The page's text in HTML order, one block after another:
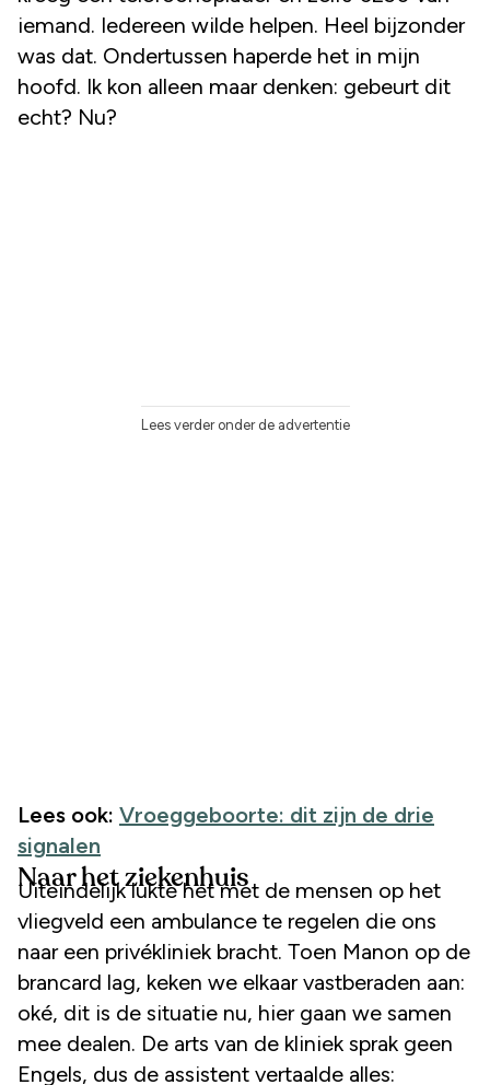
iemand. Iedereen wilde helpen. Heel bijzonder
was dat. Ondertussen haperde het in mijn
hoofd. Ik kon alleen maar denken: gebeurt dit
echt? Nu?
Lees verder onder de advertentie
Lees ook: Vroeggeboorte: dit zijn de drie
signalen
Naar het ziekenhuis
Uiteindelijk lukte het met de mensen op het
vliegveld een ambulance te regelen die ons
naar een privékliniek bracht. Toen Manon op de
brancard lag, keken we elkaar vastberaden aan:
oké, dit is de situatie nu, hier gaan we samen
mee dealen. De arts van de kliniek sprak geen
Engels, dus de assistent vertaalde alles: